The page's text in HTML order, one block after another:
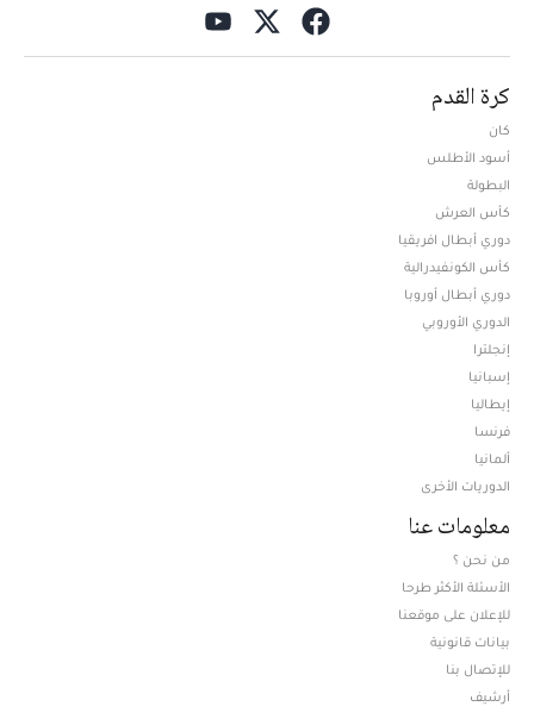
كرة القدم
كان
أسود الأطلس
البطولة
كأس العرش
دوري أبطال افريقيا
كأس الكونفيدرالية
دوري أبطال أوروبا
الدوري الأوروبي
إنجلترا
إسبانيا
إيطاليا
فرنسا
ألمانيا
الدوريات الأخرى
معلومات عنا
من نحن ؟
الأسئلة الأكثر طرحا
للإعلان على موقعنا
بيانات قانونية
للإتصال بنا
أرشيف